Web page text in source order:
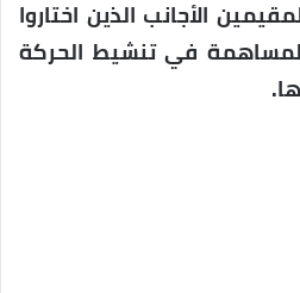
الأجانب الذين اختاروا
في تنشيط الحركة